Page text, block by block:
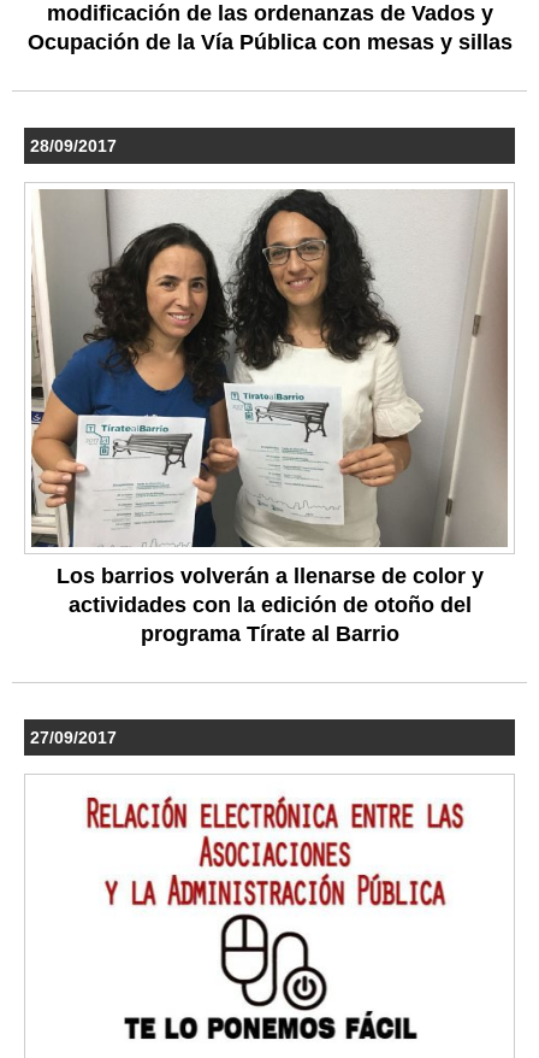
modificación de las ordenanzas de Vados y
Ocupación de la Vía Pública con mesas y sillas
28/09/2017
Los barrios volverán a llenarse de color y
actividades con la edición de otoño del
programa Tírate al Barrio
27/09/2017